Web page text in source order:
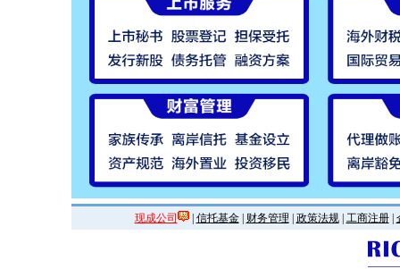
现成公司 | 信托基金| 财务管理 政策法规| 工商注册|